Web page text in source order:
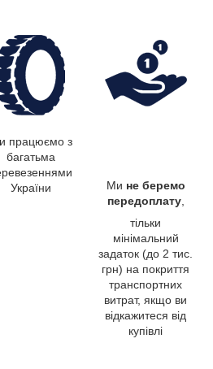
працюємо з
багатьма
України
Ми не беремо
передоплату,
тільки
мінімальний
задаток (до 2 тис.
грн) на покриття
транспортних
витрат, якщо ви
відкажитеся від
купівлі